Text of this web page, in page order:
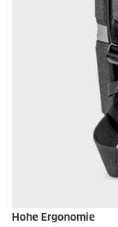
Hohe Ergonomie